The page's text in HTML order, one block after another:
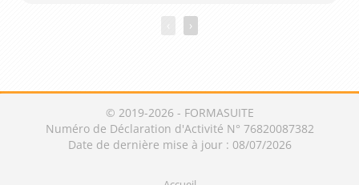
›
© 2019-2026 - FORMASUITE
Numéro de Déclaration d'Activité N° 76820087382
Date de dernière mise à jour : 08/07/2026